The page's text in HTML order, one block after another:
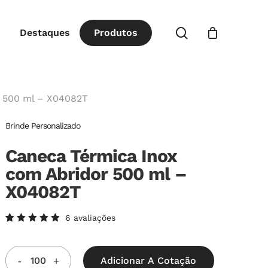
Destaques Produtos procurar
ml – X04082T
Brinde Personalizado
Caneca Térmica Inox
com Abridor 500 ml –
X04082T
5.00de
5, com
baseado
6 avaliações
Adicionar A Cotação